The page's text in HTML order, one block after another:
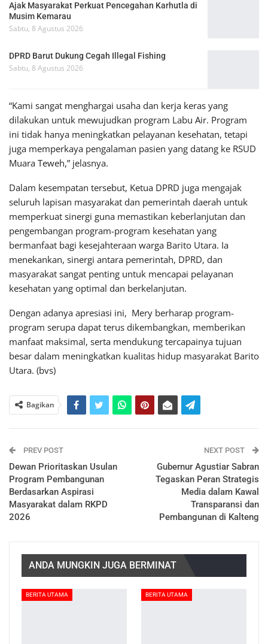
Ajak Masyarakat Perkuat Pencegahan Karhutla di
Musim Kemarau
Sabtu, 8 Agustus 2026
DPRD Barut Dukung Cegah Illegal Fishing
Sabtu, 8 Agustus 2026
“Kami sangat menghargai usaha dan kerja keras yang
dilakukan untuk mewujudkan program Labu Air. Program
ini tidak hanya meningkatkan pelayanan kesehatan, tetapi
juga memperkaya pengalaman pasien yang datang ke RSUD
Muara Teweh,” jelasnya.
Dalam kesempatan tersebut, Ketua DPRD juga mengajak
seluruh lapisan masyarakat dan pemerintah daerah untuk
memperkuat sinergi guna memastikan keberlanjutan dan
pengembangan program-program kesehatan yang
bermanfaat bagi kesejahteraan warga Barito Utara. Ia
menekankan, sinergi antara pemerintah, DPRD, dan
masyarakat sangat penting untuk mencapai pelayanan
kesehatan yang optimal dan berkelanjutan.
Dengan adanya apresiasi ini, Mery berharap program-
program serupa dapat terus dikembangkan, memberikan
manfaat maksimal, serta mendukung tercapainya tujuan
besar dalam meningkatkan kualitas hidup masyarakat Barito
Utara. (bvs)
Bagikan
PREV POST
Dewan Prioritaskan Usulan
Program Pembangunan
Berdasarkan Aspirasi
Masyarakat dalam RKPD
2026
NEXT POST
Gubernur Agustiar Sabran
Tegaskan Peran Strategis
Media dalam Kawal
Transparansi dan
Pembangunan di Kalteng
ANDA MUNGKIN JUGA BERMINAT
BERITA UTAMA BERITA UTAMA